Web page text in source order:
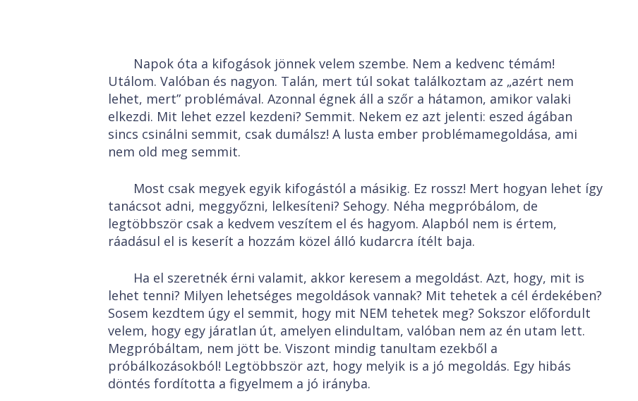
Napok óta a kifogások jönnek velem szembe. Nem a kedvenc témám!
Utálom. Valóban és nagyon. Talán, mert túl sokat találkoztam az „azért nem
lehet, mert” problémával. Azonnal égnek áll a szőr a hátamon, amikor valaki
elkezdi. Mit lehet ezzel kezdeni? Semmit. Nekem ez azt jelenti: eszed ágában
sincs csinálni semmit, csak dumálsz! A lusta ember problémamegoldása, ami
nem old meg semmit.
Most csak megyek egyik kifogástól a másikig. Ez rossz! Mert hogyan lehet így
tanácsot adni, meggyőzni, lelkesíteni? Sehogy. Néha megpróbálom, de
legtöbbször csak a kedvem veszítem el és hagyom. Alapból nem is értem,
ráadásul el is keserít a hozzám közel álló kudarcra ítélt baja.
Ha el szeretnék érni valamit, akkor keresem a megoldást. Azt, hogy, mit is
lehet tenni? Milyen lehetséges megoldások vannak? Mit tehetek a cél érdekében?
Sosem kezdtem úgy el semmit, hogy mit NEM tehetek meg? Sokszor előfordult
velem, hogy egy járatlan út, amelyen elindultam, valóban nem az én utam lett.
Megpróbáltam, nem jött be. Viszont mindig tanultam ezekből a
próbálkozásokból! Legtöbbször azt, hogy melyik is a jó megoldás. Egy hibás
döntés fordította a figyelmem a jó irányba.